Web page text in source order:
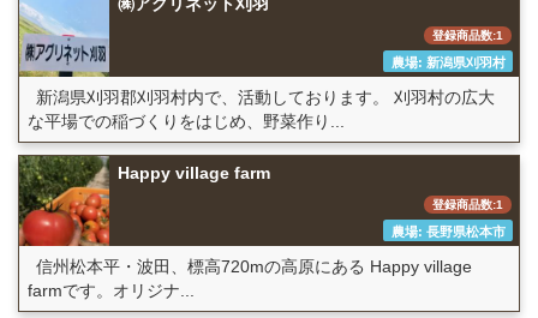
㈱アグリネット刈羽
登録商品数:1
農場: 新潟県刈羽村
新潟県刈羽郡刈羽村内で、活動しております。 刈羽村の広大
な平場での稲づくりをはじめ、野菜作り...
Happy village farm
登録商品数:1
農場: 長野県松本市
信州松本平・波田、標高720mの高原にある Happy village
farmです。オリジナ...